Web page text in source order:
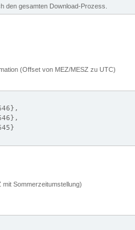
den gesamten Download-Prozess.
(Offset von MEZ/MESZ zu UTC)
Sommerzeitumstellung)